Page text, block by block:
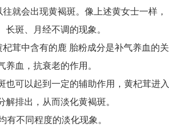
就会出现黄褐斑。像上述黄女士一样，
斑、月经不调的现象。
茸中含有的鹿 胎粉成分是补气养血的关
血，抗衰老的作用。
可以起到一定的辅助作用，黄杞茸进入
排出，从而淡化黄褐斑。
不同程度的淡化现象。